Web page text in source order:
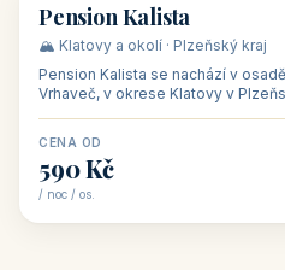
🏡 penzion
Pension Kalista
🏔️ Klatovy a okolí · Plzeňský kraj
Pension Kalista se nachází v
Vrhaveč, v okrese Klatovy v
CENA OD
590 Kč
/ noc / os.